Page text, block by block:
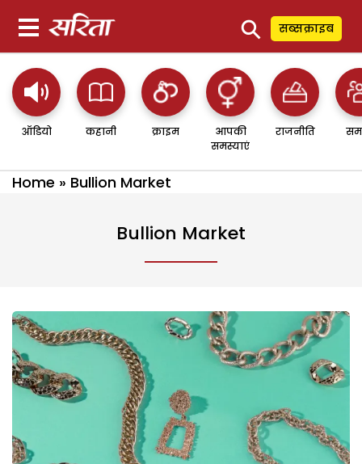
⚲ सब्सक्राइब
ऑडियो कहानी क्राइम
आपकी
समस्याएं
राजनीति
Home » Bullion Market
Bullion Market